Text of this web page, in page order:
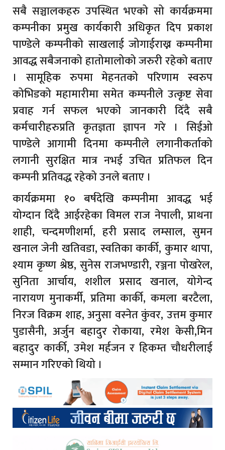
सबै सञ्चालकहरु उपस्थित भएको सो कार्यक्रममा
कम्पनीका प्रमुख कार्यकारी अधिकृत दिप प्रकाश
पाण्डेले कम्पनीको साखलाई जोगाईराख्न कम्पनीमा
आवद्ध सबैजनाको हातोमालोको जरुरी रहेको बताए
। सामूहिक रुपमा मेहनतको परिणाम स्वरुप
कोभिडको महामारीमा समेत कम्पनीले उत्कृष्ट सेवा
प्रवाह गर्न सफल भएको जानकारी दिँदै सबै
कर्मचारीहरुप्रति कृतज्ञता ज्ञापन गरे । सिईओ
पाण्डेले आगामी दिनमा कम्पनीले लगानीकर्ताको
लगानी सुरक्षित मात्र नभई उचित प्रतिफल दिन
कम्पनी प्रतिवद्ध रहेको उनले बताए ।
कार्यक्रममा १० बर्षदेखि कम्पनीमा आवद्ध भई
योग्दान दिँदै आईरहेका विमल राज नेपाली, प्राथना
शाही, चन्दमणीशर्मा, हरी प्रसाद लम्साल, सुमन
खनाल जेनी खतिवडा, स्वतिका कार्की, कुमार थापा,
श्याम कृष्ण श्रेष्ठ, सुनेस राजभण्डारी, रञ्जना पोखरेल,
सुनिता आर्चाय, शशील प्रसाद खनाल, योगेन्द
नारायण मुनाकर्मी, प्रतिमा कार्की, कमला बरटैला,
निरज विक्रम शाह, अनुसा वस्नेत कुंवर, उत्तम कुमार
पुडासैनी, अर्जुन बहादुर रोकाया, रमेश केसी,मिन
बहादुर कार्की, उमेश मर्हजन र हिकम्त चौधरीलाई
सम्मान गरिएको थियो ।